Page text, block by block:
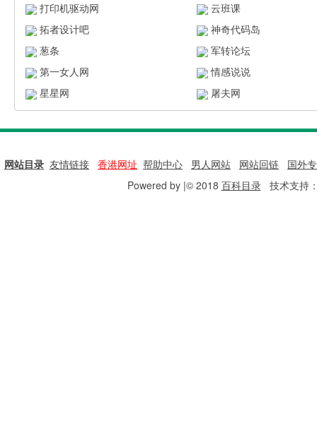
打印机驱动网
云班课
拓者设计吧
神奇代码岛
葱条
军转论坛
第一女人网
情感说说
星星网
屠夫网
网站目录 友情链接 香港网址 帮助中心 男人网站 网站回链
国外
Powered by |© 2018 百科目录技术支持